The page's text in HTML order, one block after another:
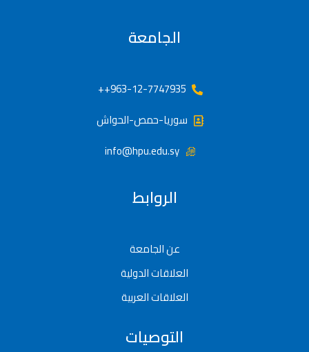
الجامعة
963-12-7747935++
سوريا-حمص-الحواش
info@hpu.edu.sy
الروابط
عن الجامعة
العلاقات الدولية
العلاقات العربية
التوصيات